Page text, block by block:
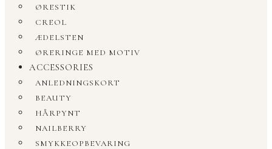
ØRESTIK
CREOL
ÆDELSTEN
ØRERINGE MED MOTIV
ACCESSORIES
ANLEDNINGSKORT
BEAUTY
HÅRPYNT
NAILBERRY
SMYKKEOPBEVARING